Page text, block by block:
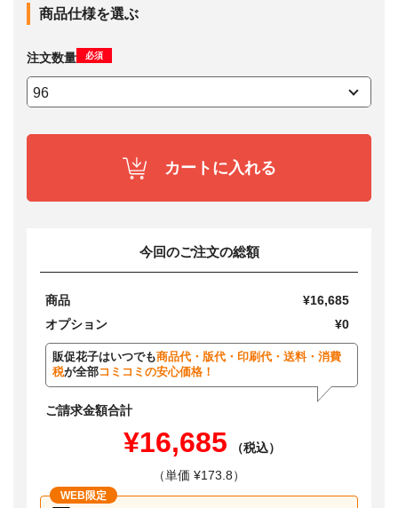
商品仕様を選ぶ
注文数量 必須
カートに入れる
今回のご注文の総額
商品
¥16,685
オプション
¥0
販促花子はいつでも商品代・版代・印刷代・送料・消費
税が全部コミコミの安心価格！
ご請求金額合計
¥16,685
（税込）
（単価 ¥173.8）
WEB限定